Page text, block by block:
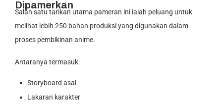
Dipamerkan
Salah satu tarikan utama pameran ini ialah peluang untuk
melihat lebih 250 bahan produksi yang digunakan dalam
proses pembikinan anime.
Antaranya termasuk:
Storyboard asal
Lakaran karakter